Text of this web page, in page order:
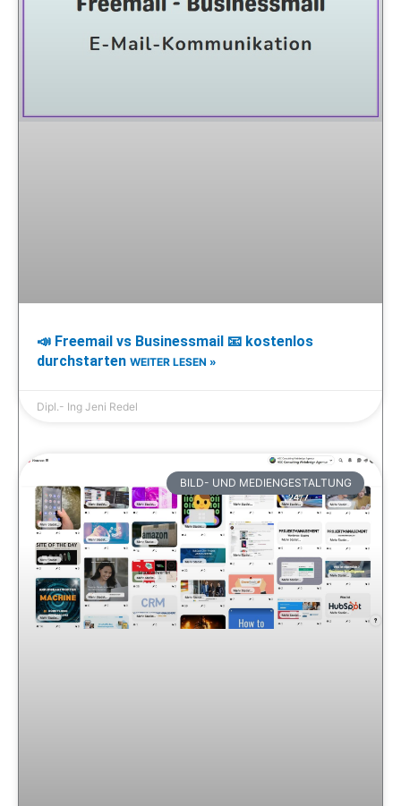
📣 Freemail vs Businessmail 📧 kostenlos
durchstarten WEITER LESEN »
Dipl.- Ing Jeni Redel
BILD- UND MEDIENGESTALTUNG